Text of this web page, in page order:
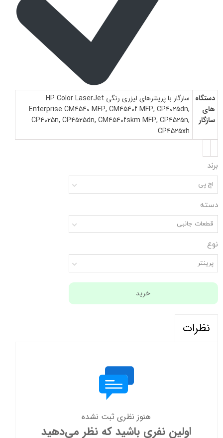
دستگاه
های
سازگار
سازگار با پرینترهای لیزری رنگی HP Color LaserJet
Enterprise CM4540 MFP, CM4540f MFP, CP4025dn,
CP4025n, CP4525dn, CM4540fskm MFP, CP4525n,
CP4525xh
برند
اچ پی
دسته
قطعات جانبی
نوع
پرینتر
خرید
نظرات
هنوز نظری ثبت نشده
اولین نفری باشید که نظر می‌دهید